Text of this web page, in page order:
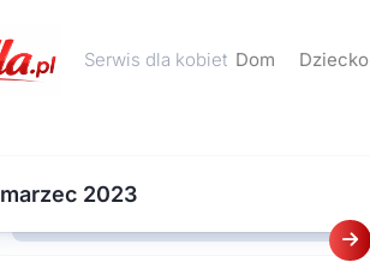
Serwis dla kobiet Dom Dziecko
marzec 2023